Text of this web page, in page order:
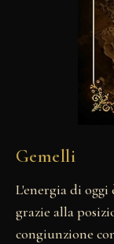
Gemelli
L'energia di
grazie alla
congiunzione